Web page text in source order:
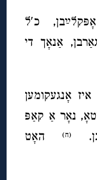
כ′ל
אַנאָך די
אָנגעקומען
נאָר אַ קאַפּ
(ח)
האָט